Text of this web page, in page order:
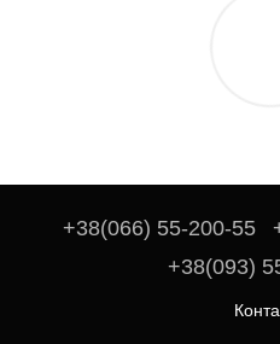
+38(066) 55-200-55
+38(093)